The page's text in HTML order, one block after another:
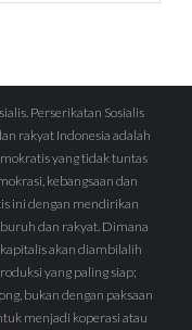
Perserikatan Sosialis
rakyat Indonesia adalah
yang tidak tuntas
kebangsaan dan
ini dengan mendirikan
dan rakyat. Dimana
akan diambilalih
yang paling siap;
bukan dengan paksaan
menjadi koperasi atau